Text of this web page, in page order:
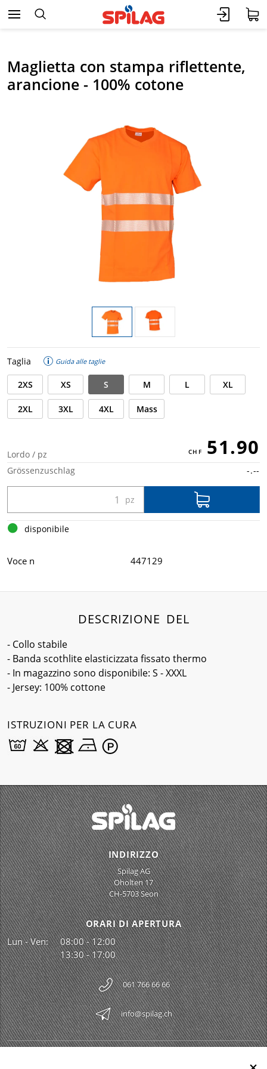
Maglietta con stampa riflettente,
arancione - 100% cotone
Taglia Guida alle taglie
2XS XS S M L XL
2XL 3XL 4XL Mass
Lordo / pz 51.90
Grössenzuschlag -.--
disponibile
Voce n 447129
DESCRIZIONE DEL
- Collo stabile
- Banda scothlite elasticizzata fissato thermo
- In magazzino sono disponibile: S - XXXL
- Jersey: 100% cottone
ISTRUZIONI PER LA CURA
INDIRIZZO
Spilag AG
Oholten 17
CH-5703 Seon
ORARI DI APERTURA
Lun - Ven:
08:00 - 12:00
13:30 - 17:00
061 766 66 66
info@spilag.ch